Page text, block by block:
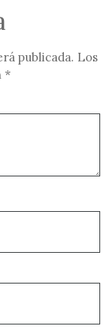
publicada. Los
*